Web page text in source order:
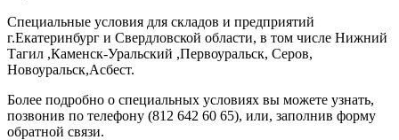
Специальные условия для складов и предприятий
г.Екатеринбург и Свердловской области, в том числе Нижний
Тагил ,Каменск-Уральский ,Первоуральск, Серов,
Новоуральск,Асбест.
Более подробно о специальных условиях вы можете узнать,
позвонив по телефону (812 642 60 65), или, заполнив форму
обратной связи.